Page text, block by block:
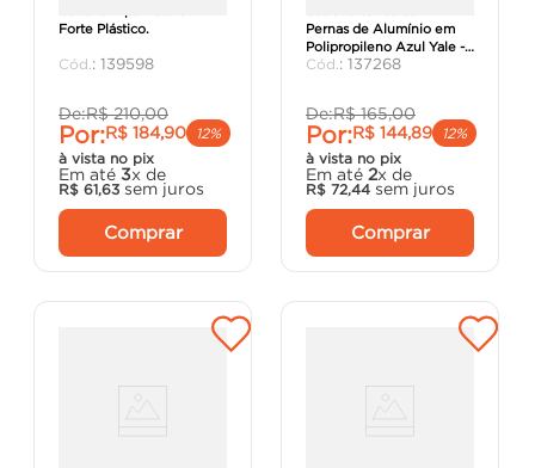
Forte Plástico.
: 139598
De:R$ 210,00
Por:R$ 184,90
12%
à vista no pix
Em até 3x de
R$ 61,63 sem juros
Comprar
Pernas de Alumínio em
Polipropileno Azul Yale -
Tramontina.
: 137268
De:R$ 165,00
Por:R$ 144,89
12%
à vista no pix
Em até 2x de
R$ 72,44 sem juros
Comprar